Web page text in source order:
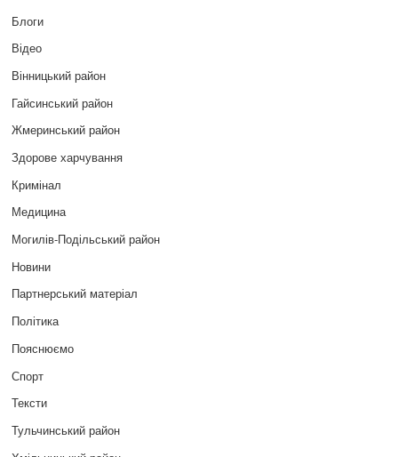
Блоги
Відео
Вінницький район
Гайсинський район
Жмеринський район
Здорове харчування
Кримінал
Медицина
Могилів-Подільський район
Новини
Партнерський матеріал
Політика
Пояснюємо
Спорт
Тексти
Тульчинський район